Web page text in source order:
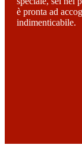
è pronta ad
indimenticabile.